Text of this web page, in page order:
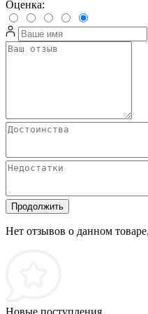
Оценка:
Продолжить
Нет отзывов о данном